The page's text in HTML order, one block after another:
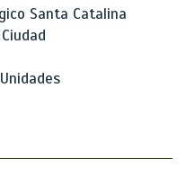
Santa Catalina